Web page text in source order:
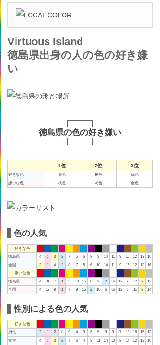
Virtuous Island
徳島県出身の人の色の好き嫌
い
徳島県の色の好き嫌い
1位 2位 3位
好きな色 青色 桃色
緑色
嫌いな色
桃色 灰色 金色
色の人気
好きな色
徳島県
4 1 3 2 7 5 6 8 9 14 11 9 15 12 13
16
全国
3 1 4 2 8 7 5 6 10 14 11 9 15 12 13
16
嫌いな色
徳島県
4 11 7 1 5 10 15 6 8 2 16 13 9 12 3
13
全国
4 12 8 1 7 9 15 2 10 6 16 13 5 11 3 14
性別による色の人気
好きな色
男性
2 1 2 8 9 4 9 6 5 9 9 7 13 16 15
13
女性
4 1 3 2 7 6 4 8 11 14 10 8 14 12 13
16